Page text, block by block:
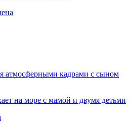
атмосферными кадрами с сыном
на море с мамой и двумя детьми